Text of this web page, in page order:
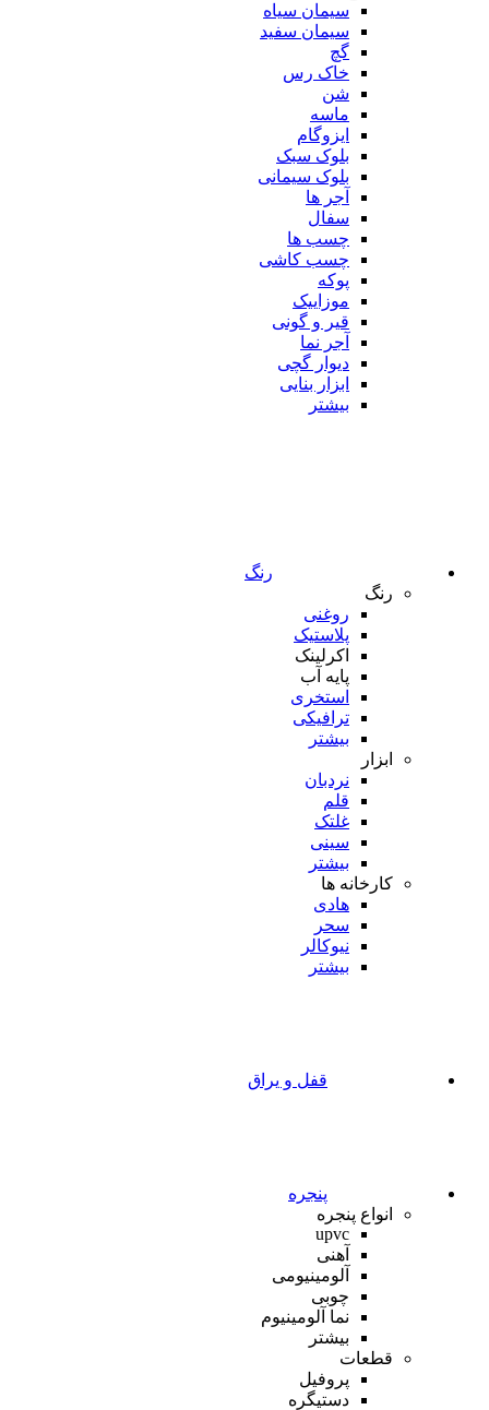
سیمان سیاه
سیمان سفید
گچ
خاک رس
شن
ماسه
ایزوگام
بلوک سبک
بلوک سیمانی
آجر ها
سفال
چسب ها
چسب کاشی
پوکه
موزاییک
قیر و گونی
آجر نما
دیوار گچی
ابزار بنایی
بیشتر
رنگ
رنگ
روغنی
پلاستیک
اکرلینک
پایه آب
استخری
ترافیکی
بیشتر
ابزار
نردبان
قلم
غلتک
سینی
بیشتر
کارخانه ها
هادی
سحر
نیوکالر
بیشتر
قفل و یراق
پنجره
انواع پنجره
upvc
آهنی
آلومینیومی
چوبی
نما آلومینیوم
بیشتر
قطعات
پروفیل
دستیگره